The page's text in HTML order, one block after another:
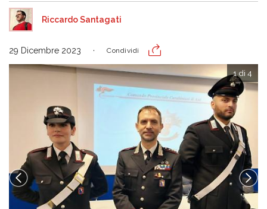
Riccardo Santagati
29 Dicembre 2023 Condividi
1 di 4